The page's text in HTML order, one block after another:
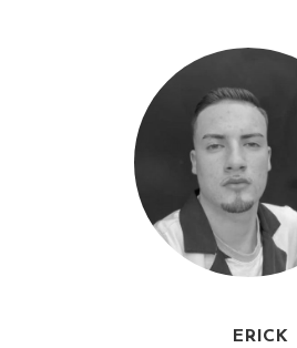
ERICK